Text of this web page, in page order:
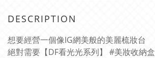
DESCRIPTION
想要經營一個像IG網美般的美麗梳妝台
絕對需要【DF看光光系列】 #美妝收納盒